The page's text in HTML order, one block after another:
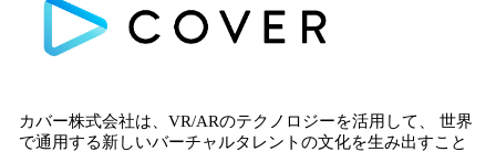
カバー株式会社は、VR/ARのテクノロジーを活用して、 世界
で通用する新しいバーチャルタレントの文化を生み出すこと